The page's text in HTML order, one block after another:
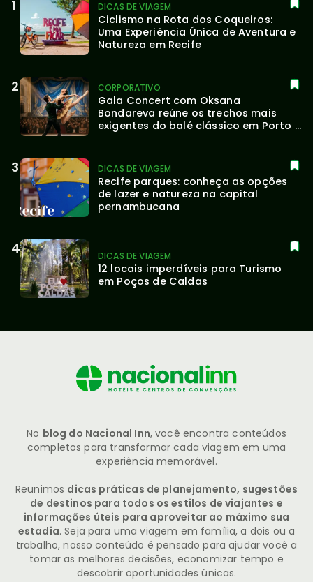
DICAS DE VIAGEM
Ciclismo na Rota dos Coqueiros:
Uma Experiência Única de Aventura e
Natureza em Recife
CORPORATIVO
Gala Concert com Oksana
Bondareva reúne os trechos mais
exigentes do balé clássico em Porto
DICAS DE VIAGEM
Recife parques: conheça as opções
de lazer e natureza na capital
pernambucana
DICAS DE VIAGEM
12 locais imperdíveis para Turismo
em Poços de Caldas
No blog do Nacional Inn, você encontra conteúdos
completos para transformar cada viagem em uma
experiência memorável.
Reunimos dicas práticas de planejamento, sugestões
de destinos para todos os estilos de viajantes e
informações úteis para aproveitar ao máximo sua
estadia. Seja para uma viagem em família, a dois ou a
trabalho, nosso conteúdo é pensado para ajudar você a
tomar as melhores decisões, economizar tempo e
descobrir oportunidades únicas.